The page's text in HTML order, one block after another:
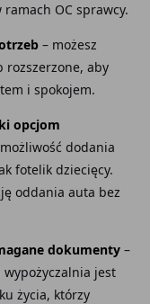
OC sprawcy.
– możesz
aby
i spokojem.
opcjom
dodania
fotelik dziecięcy.
oddania auta bez
dokumenty–
jest
życia, którzy